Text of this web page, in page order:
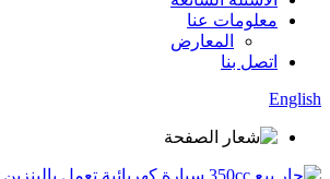
معلومات عنا
المعارض
اتصل بنا
English